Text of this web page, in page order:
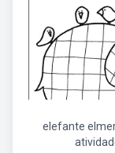
elefante